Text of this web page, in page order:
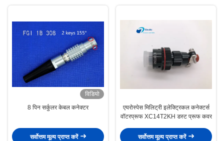
विडियो
8 पिन सर्कुलर केबल कनेक्टर
सर्वोत्तम मूल्य प्राप्त करें
एयरोस्पेस मिलिट्री इलेक्ट्रिकल कनेक्टर्स
वॉटरप्रूफ XC14T2KH डस्ट प्रूफ कवर
सर्वोत्तम मूल्य प्राप्त करें